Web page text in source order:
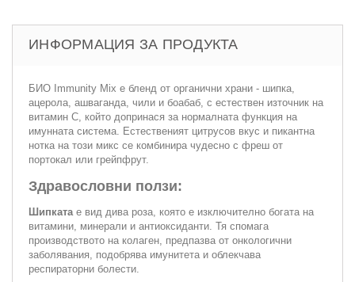
ИНФОРМАЦИЯ ЗА ПРОДУКТА
БИО Immunity Mix е бленд от органични храни - шипка,
ацерола, ашваганда, чили и боабаб, с естествен източник на
витамин С, който допринася за нормалната функция на
имунната система. Естественият цитрусов вкус и пикантна
нотка на този микс се комбинира чудесно с фреш от
портокал или грейпфрут.
Здравословни ползи:
Шипката е вид дива роза, която е изключително богата на
витамини, минерали и антиоксиданти. Тя спомага
производството на колаген, предпазва от онкологични
заболявания, подобрява имунитета и облекчава
респираторни болести.